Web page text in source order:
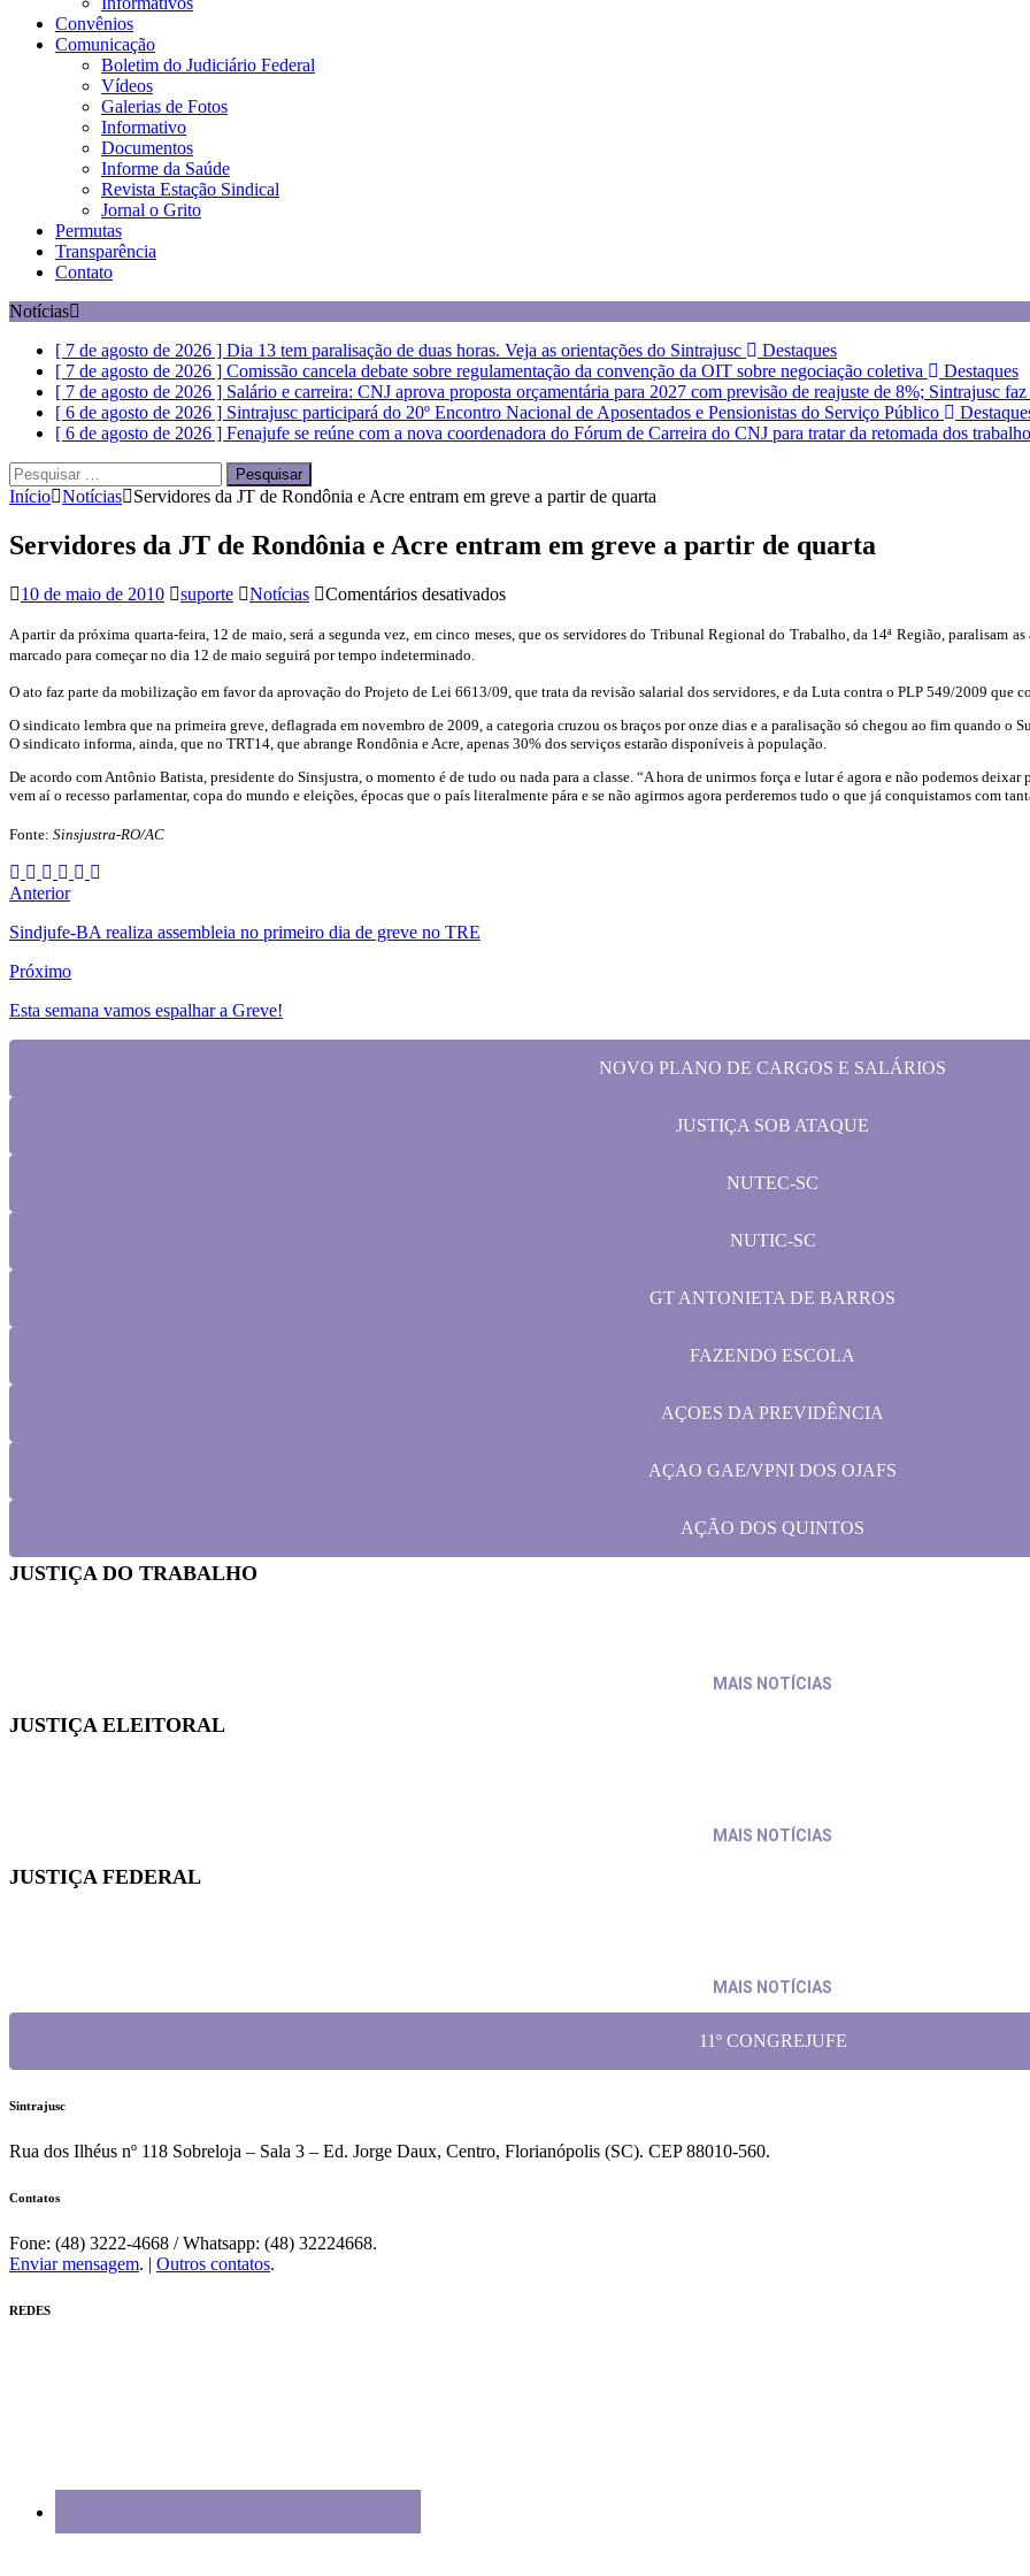
Convênios
Comunicação
Boletim do Judiciário Federal
Vídeos
Galerias de Fotos
Informativo
Documentos
Informe da Saúde
Revista Estação Sindical
Jornal o Grito
Permutas
Transparência
Contato
Notícias
[ 7 de agosto de 2026 ] Dia 13 tem paralisação de duas horas. Veja as orientações do Sintrajusc
Destaques
[ 7 de agosto de 2026 ] Comissão cancela debate sobre regulamentação da convenção da OIT sobre negociação coletiva
Destaques
[ 7 de agosto de 2026 ] Salário e carreira: CNJ aprova proposta orçamentária para 2027 com previsão de reajuste de 8%; Sintrajusc
[ 6 de agosto de 2026 ] Sintrajusc participará do 20º Encontro Nacional de Aposentados e Pensionistas do Serviço Público
[ 6 de agosto de 2026 ] Fenajufe se reúne com a nova coordenadora do Fórum de Carreira do CNJ para tratar da retomada dos
Pesquisar
por:
Início Notícias Servidores da JT de Rondônia e Acre entram em greve a partir de quarta
Servidores da JT de Rondônia e Acre entram em greve a partir de quarta
10 de maio de 2010 suporte Notícias Comentários desativadosem
da
Rondônia
e
Acre
em
greve
A partir da próxima quarta-feira, 12 de maio, será a segunda vez, em cinco meses, que os servidores do Tribunal Regional do Trabalho, da 14ª Região, paralisam
marcado para começar no dia 12 de maio seguirá por tempo indeterminado.
O ato faz parte da mobilização em favor da aprovação do Projeto de Lei 6613/09, que trata da revisão salarial dos servidores, e da Luta contra o PLP 549/2009 que
O sindicato lembra que na primeira greve, deflagrada em novembro de 2009, a categoria cruzou os braços por onze dias e a paralisação só chegou ao fim quando o
O sindicato informa, ainda, que no TRT14, que abrange Rondônia e Acre, apenas 30% dos serviços estarão disponíveis à população.
De acordo com Antônio Batista, presidente do Sinsjustra, o momento é de tudo ou nada para a classe. “A hora de unirmos força e lutar é agora e não podemos
vem aí o recesso parlamentar, copa do mundo e eleições, épocas que o país literalmente pára e se não agirmos agora perderemos tudo o que já conquistamos com
Fonte: Sinsjustra-RO/AC
Anterior
Sindjufe-BA realiza assembleia no primeiro dia de greve no TRE
Próximo
Esta semana vamos espalhar a Greve!
NOVO PLANO DE CARGOS E SALÁRIOS
JUSTIÇA SOB ATAQUE
NUTEC-SC
NUTIC-SC
GT ANTONIETA DE BARROS
FAZENDO ESCOLA
AÇOES DA PREVIDÊNCIA
AÇAO GAE/VPNI DOS OJAFS
AÇÃO DOS QUINTOS
JUSTIÇA DO TRABALHO
MAIS NOTÍCIAS
JUSTIÇA ELEITORAL
MAIS NOTÍCIAS
JUSTIÇA FEDERAL
MAIS NOTÍCIAS
11º CONGREJUFE
Sintrajusc
Rua dos Ilhéus nº 118 Sobreloja – Sala 3 – Ed. Jorge Daux, Centro, Florianópolis (SC). CEP 88010-560.
Contatos
Fone: (48) 3222-4668 / Whatsapp: (48) 32224668.
Enviar mensagem. | Outros contatos.
REDES